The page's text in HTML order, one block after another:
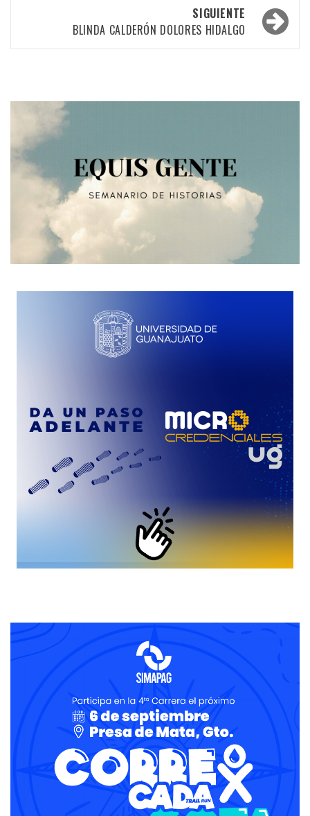
entradas
SIGUIENTE
BLINDA CALDERÓN DOLORES HIDALGO